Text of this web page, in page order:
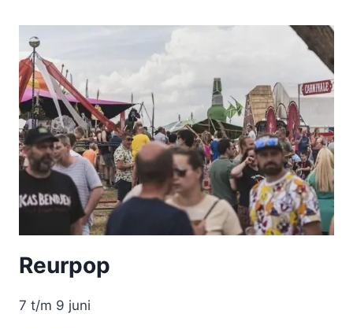
Reurpop
7 t/m 9 juni